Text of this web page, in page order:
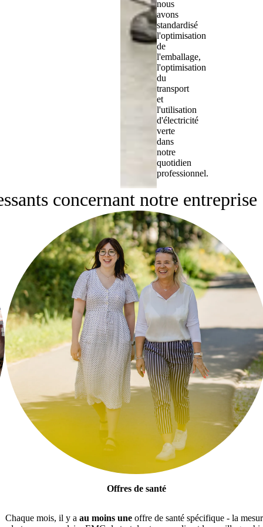
nous
avons
standardisé
l'optimisation
de
l'emballage,
l'optimisation
du
transport
et
l'utilisation
d'électricité
verte
dans
notre
quotidien
professionnel.
concernant notre entreprise
Offres de santé
Chaque mois, il y a au moins une offre de santé spécifique - la